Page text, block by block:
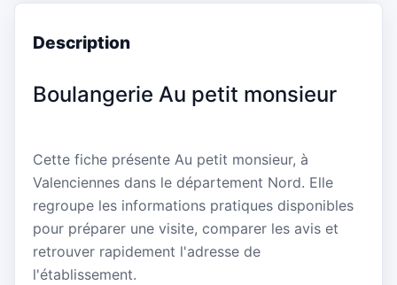
Description
Boulangerie Au petit monsieur
Cette fiche présente Au petit monsieur, à
Valenciennes dans le département Nord. Elle
regroupe les informations pratiques disponibles
pour préparer une visite, comparer les avis et
retrouver rapidement l'adresse de
l'établissement.